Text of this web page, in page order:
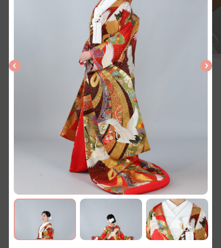
KIMONO
和装 洋装
浅草橋店 大阪店
銀座店 阿佐ヶ谷店